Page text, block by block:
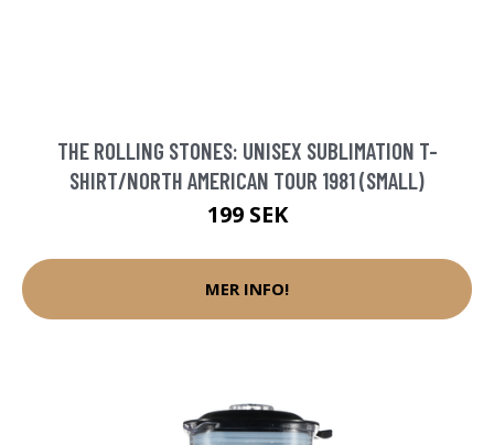
THE ROLLING STONES: UNISEX SUBLIMATION T-
SHIRT/NORTH AMERICAN TOUR 1981 (SMALL)
199 SEK
MER INFO!